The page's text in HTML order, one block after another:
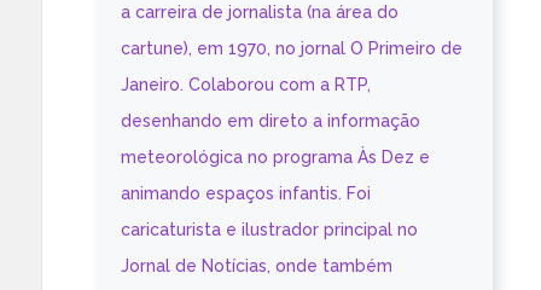
a carreira de jornalista (na área do
cartune), em 1970, no jornal O Primeiro de
Janeiro. Colaborou com a RTP,
desenhando em direto a informação
meteorológica no programa Às Dez e
animando espaços infantis. Foi
caricaturista e ilustrador principal no
Jornal de Notícias, onde também